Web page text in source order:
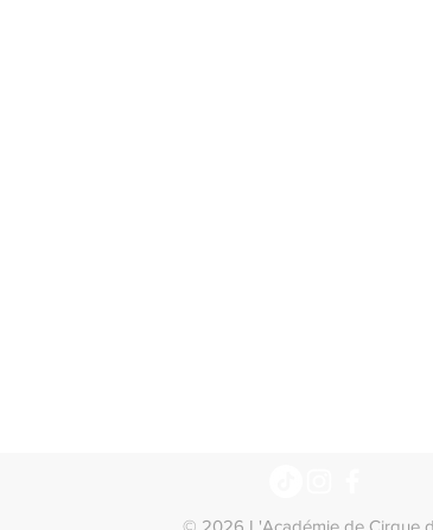
© 2026 L'Académie de Cirque